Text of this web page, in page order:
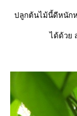
ปลูกต้นไม้นี้ดีหนัก
ได้ด้วย